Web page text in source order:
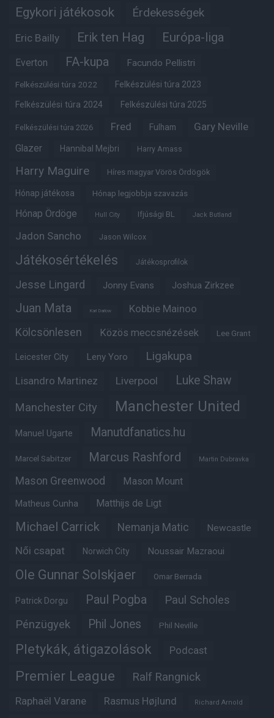
Egykori játékosok Érdekességek
Eric Bailly Erik ten Hag Európa-liga
Everton FA-kupa Facundo Pellistri
Felkészülési túra 2022 Felkészülési túra 2023
Felkészülési túra 2024 Felkészülési túra 2025
Felkészülési túra 2026 Fred Fulham Gary Neville
Glazer Hannibal Mejbri Harry Amass
Harry Maguire Híres magyar Vörös Ördögök
Hónap játékosa Hónap legjobbja szavazás
Hónap Ördöge Hull City Ifjúsági BL Jack Butland
Jadon Sancho Jason Wilcox
Játékosértékelés Játékosprofilok
Jesse Lingard Jonny Evans Joshua Zirkzee
Juan Mata Karl Darlow Kobbie Mainoo
Kölcsönlesen Közös meccsnézések Lee Grant
Leicester City Leny Yoro Ligakupa
Lisandro Martinez Liverpool Luke Shaw
Manchester City Manchester United
Manuel Ugarte Manutdfanatics.hu
Marcel Sabitzer Marcus Rashford Martin Dubravka
Mason Greenwood Mason Mount
Matheus Cunha Matthijs de Ligt
Michael Carrick Nemanja Matic Newcastle
Női csapat Norwich City Noussair Mazraoui
Ole Gunnar Solskjaer Omar Berrada
Patrick Dorgu Paul Pogba Paul Scholes
Pénzügyek Phil Jones Phil Neville
Pletykák, átigazolások Podcast
Premier League Ralf Rangnick
Raphaël Varane Rasmus Højlund Richard Arnold